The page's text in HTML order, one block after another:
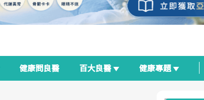
健康問良醫 百大良醫 健康專題